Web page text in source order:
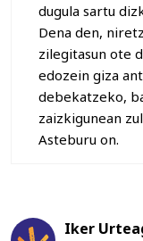
dugula sartu
Dena den,
zilegitasun ote
edozein giza
debekatzeko,
zaizkigunean
Asteburu on.
Iker